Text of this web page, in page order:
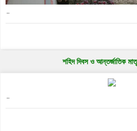
..
শহিদ দিবস ও আন্তর্জাতিক
..